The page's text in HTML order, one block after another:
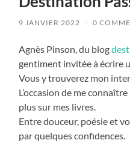
9 JANVIER 2022 / 0
Agnès Pinson, du blog
gentiment invitée à écrire
Vous y trouverez mon
L’occasion de me
plus sur mes livres.
Entre douceur, poésie et
par quelques confidences.